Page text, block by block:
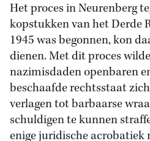
Het proces in Neurenberg
kopstukken van het Derde
1945 was begonnen, kon
dienen. Met dit proces
nazimisdaden openbaren
beschaafde rechtsstaat
verlagen tot barbaarse
schuldigen te kunnen
enige juridische acrobatiek